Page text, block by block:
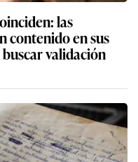
las
contenido en sus
validación